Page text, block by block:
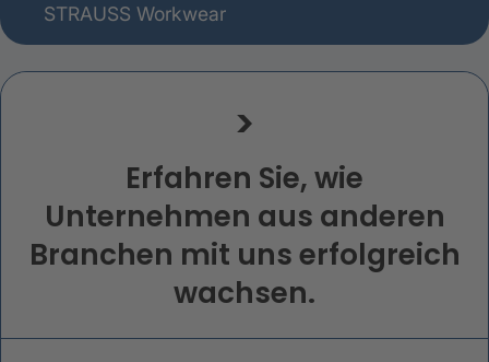
STRAUSS Workwear
>
Erfahren Sie, wie
Unternehmen aus anderen
Branchen mit uns erfolgreich
wachsen.